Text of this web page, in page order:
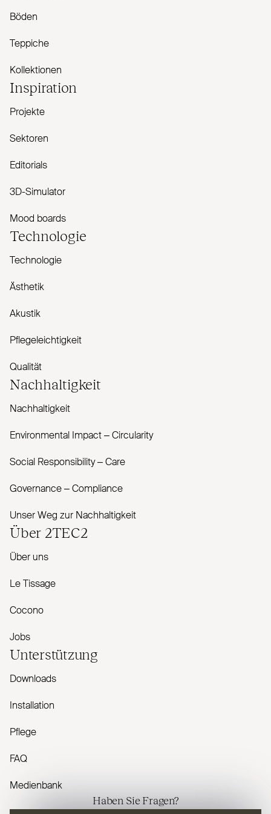
Böden
Teppiche
Kollektionen
Inspiration
Projekte
Sektoren
Editorials
3D-Simulator
Mood boards
Technologie
Technologie
Ästhetik
Akustik
Pflegeleichtigkeit
Qualität
Nachhaltigkeit
Nachhaltigkeit
Envi­ronmental Impact – Cir­cularity
Social Responsibility – Care
Governance – Com­pliance
Unser Weg zur Nachhaltigkeit
Über 2TEC2
Über uns
Le Tissage
Cocono
Jobs
Unterstützung
Downloads
Installation
Pflege
FAQ
Medienbank
Haben Sie Fragen?